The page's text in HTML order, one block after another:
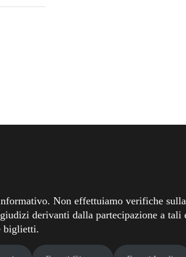
Non effettuiamo verifiche
derivanti dalla partecipazione a tali
biglietti.